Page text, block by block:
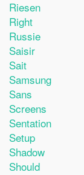
Riesen
Right
Russie
Saisir
Sait
Samsung
Sans
Screens
Sentation
Setup
Shadow
Should